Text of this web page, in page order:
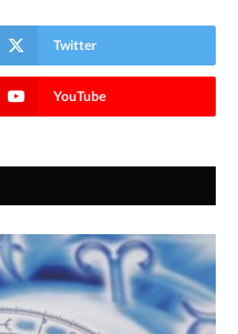
Twitter
YouTube